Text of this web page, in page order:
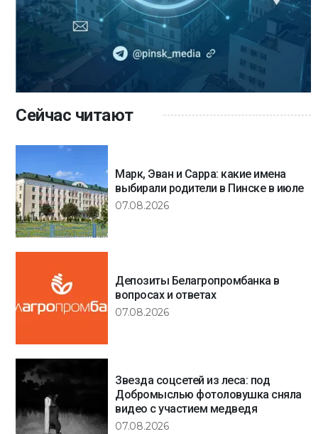
Сейчас читают
Марк, Эван и Сарра: какие имена
выбирали родители в Пинске в июле
07.08.2026
Депозиты Белагропромбанка в
вопросах и ответах
07.08.2026
Звезда соцсетей из леса: под
Добромыслью фотоловушка сняла
видео с участием медведя
07.08.2026